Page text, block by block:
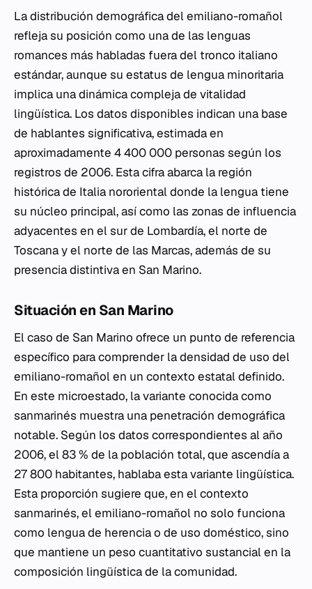
La distribución demográfica del emiliano-romañol
refleja su posición como una de las lenguas
romances más habladas fuera del tronco italiano
estándar, aunque su estatus de lengua minoritaria
implica una dinámica compleja de vitalidad
lingüística. Los datos disponibles indican una base
de hablantes significativa, estimada en
aproximadamente 4 400 000 personas según los
registros de 2006. Esta cifra abarca la región
histórica de Italia nororiental donde la lengua tiene
su núcleo principal, así como las zonas de influencia
adyacentes en el sur de Lombardía, el norte de
Toscana y el norte de las Marcas, además de su
presencia distintiva en San Marino.
Situación en San Marino
El caso de San Marino ofrece un punto de referencia
específico para comprender la densidad de uso del
emiliano-romañol en un contexto estatal definido.
En este microestado, la variante conocida como
sanmarinés muestra una penetración demográfica
notable. Según los datos correspondientes al año
2006, el 83 % de la población total, que ascendía a
27 800 habitantes, hablaba esta variante lingüística.
Esta proporción sugiere que, en el contexto
sanmarinés, el emiliano-romañol no solo funciona
como lengua de herencia o de uso doméstico, sino
que mantiene un peso cuantitativo sustancial en la
composición lingüística de la comunidad.